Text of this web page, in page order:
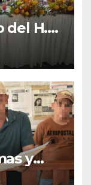
del H.
Día del
y